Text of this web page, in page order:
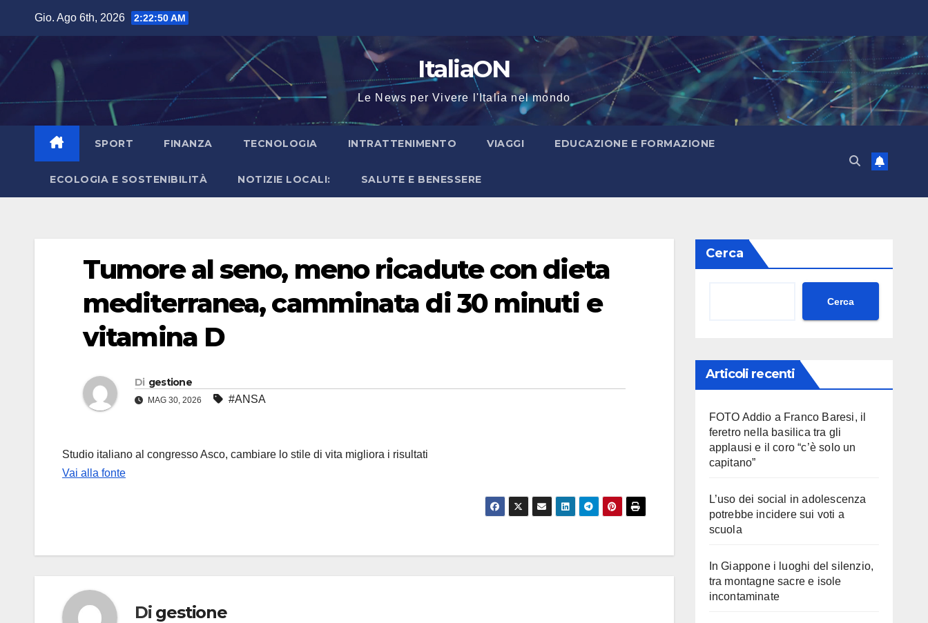
contenuto
Gio. Ago 6th, 2026 2:22:51 AM
ItaliaON
Le News per Vivere l'Italia nel mondo
SPORT FINANZA TECNOLOGIA INTRATTENIMENTO VIAGGI EDUCAZIONE E FORMAZIONE
ECOLOGIA E SOSTENIBILITÀ NOTIZIE LOCALI: SALUTE E BENESSERE
Tumore al seno, meno ricadute con dieta
mediterranea, camminata di 30 minuti e
vitamina D
Di gestione
MAG 30, 2026 #ANSA
Studio italiano al congresso Asco, cambiare lo stile di vita migliora i risultati
Vai alla fonte
Di gestione
Cerca
Cerca
Articoli recenti
FOTO Addio a Franco Baresi, il
feretro nella basilica tra gli
applausi e il coro “c’è solo un
capitano”
L’uso dei social in adolescenza
potrebbe incidere sui voti a
scuola
In Giappone i luoghi del silenzio,
tra montagne sacre e isole
incontaminate